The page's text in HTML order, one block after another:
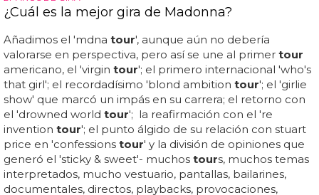
“es un honor trabajar con los artistas de clase mundial de
madame
tussauds londres en mi figura”, dijo ramsey... la
estrella ha estado trabajando con madametussauds
londres para perfeccionar la figura, que se presentará
más adelante este año... la primera estrella no binaria en
tener su doble enmadametussauds fue el baterista g-
flip, cuya figura de cera apareció en sídney, australia... la
noticia fue anunciada el miércoles 23 de abril y ramsey
estará al lado de figuras como harry styles, zendaya y lil
nasx en la zona de premios... the last of us se emite en
hbo los domingos a las 9 p... “estoy maravillada por el
nivel de detalle que los artistas ponen en su trabajo, y ha
sido una experiencia divertida ser incluida en su...